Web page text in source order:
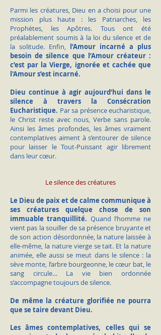
Parmi les créatures, Dieu en a choisi pour une
mission plus haute : les Patriarches, les
Prophètes, les Apôtres. Tous ont été
préalablement soumis à la loi du silence et de
la solitude. Enfin, l’Amour incarné a plus
besoin de silence que l’Amour créateur :
c’est par la Vierge, ignorée et cachée que
l'Amour s’est incarné.
Dieu continue à agir aujourd’hui dans le
silence à travers la Consécration
Eucharistique. Par sa présence eucharistique,
le Christ reste avec nous, Verbe sans parole.
Ainsi les âmes profondes, les âmes vraiment
contemplatives aiment à s’entourer de silence
pour laisser le Tout-Puissant agir librement
dans leur cœur.
Le silence des créatures
Le Dieu de paix et de calme communique à
ses créatures quelque chose de son
immuable tranquillité. Quand l’homme ne
vient pas la souiller de sa présence bruyante et
de son action désordonnée, la nature laissée à
elle-même, la nature vierge se tait. Et la nature
animée, elle aussi se meut dans le silence : la
sève monte, l’arbre bourgeonne, le cœur bat, le
sang circule… La vie bien ordonnée
s’accompagne toujours de silence.
De même la créature glorifiée ne pourra
que se taire devant Dieu.
Les âmes contemplatives, celles qui se